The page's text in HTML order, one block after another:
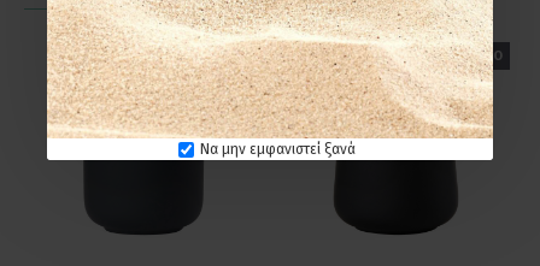
Να μην εμφανιστεί ξανά
ΕΤΟΙΜΟΠΑΡΑΔΟΤΟ ΕΤΟΙΜΟΠΑΡΑΔΟΤΟ